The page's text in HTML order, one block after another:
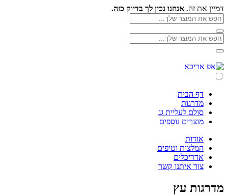
Skip
to
content
דמיין את זה. אנחנו נכין לך בדיוק כזה.
חפש
את
המוצר
שלך
חפש
את
המוצר
חפש
את
המוצר
שלך
חפש
את
המוצר
שלך
אריכא
דף הבית
מדרגות
סולם לעליית גג
מוצרים נוספים
אודות
המלצות וטיפים
אדריכלים
צור איתנו קשר
מדרגות עץ